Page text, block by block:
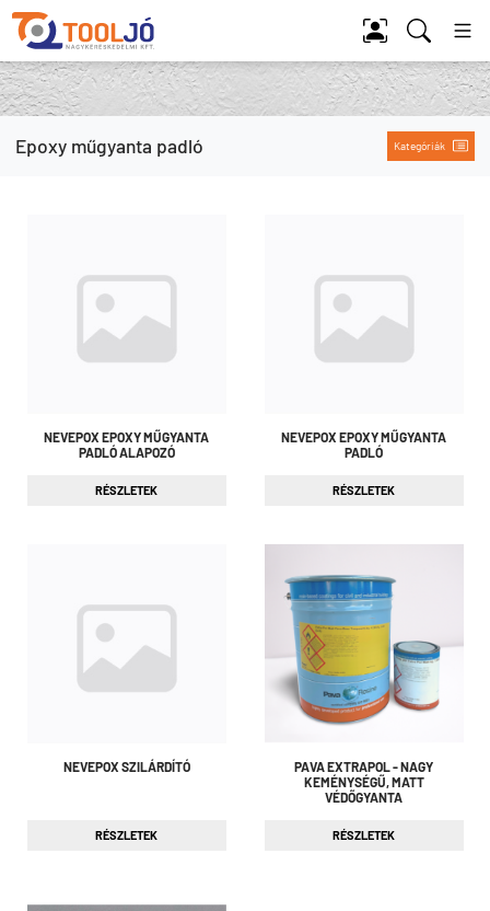
Tool Jó
Epoxy műgyanta padló Kategóriák
NEVEPOX EPOXY MŰGYANTA
PADLÓ ALAPOZÓ
RÉSZLETEK
NEVEPOX EPOXY MŰGYANTA
PADLÓ
RÉSZLETEK
NEVEPOX SZILÁRDÍTÓ
RÉSZLETEK
PAVA EXTRAPOL - NAGY
KEMÉNYSÉGŰ, MATT
VÉDŐGYANTA
RÉSZLETEK